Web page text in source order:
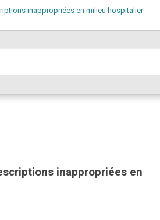
inappropriées en milieu hospitalier
inappropriées en